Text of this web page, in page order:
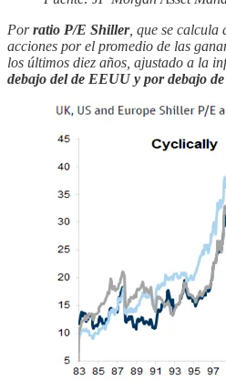
Porratio P/E Shiller, que se calcula
acciones por el promedio de las
los últimos diez años, ajustado a la
debajo del de EEUU y por debajo